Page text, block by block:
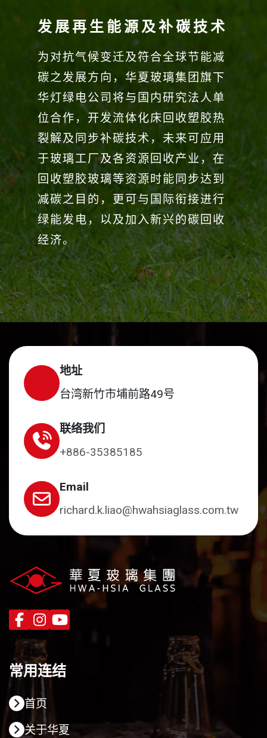
发展再生能源及补碳技术
为对抗气候变迁及符合全球节能减
碳之发展方向，华夏玻璃集团旗下
华灯绿电公司将与国内研究法人单
位合作，开发流体化床回收塑胶热
裂解及同步补碳技术，未来可应用
于玻璃工厂及各资源回收产业，在
回收塑胶玻璃等资源时能同步达到
减碳之目的，更可与国际衔接进行
绿能发电，以及加入新兴的碳回收
经济。
地址
台湾新竹市埔前路49号
联络我们
+886-35385185
Email
richard.k.liao@hwahsiaglass.com.tw
常用连结
首页
关于华夏